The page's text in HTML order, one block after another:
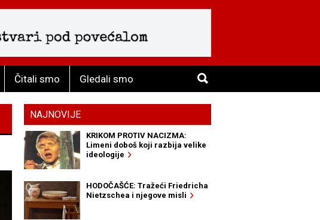
Čitali smo Gledali smo
NAJNOVIJE
KRIKOM PROTIV NACIZMA:
Limeni doboš koji razbija velike
ideologije
HODOČAŠĆE: Tražeći Friedricha
Nietzschea i njegove misli